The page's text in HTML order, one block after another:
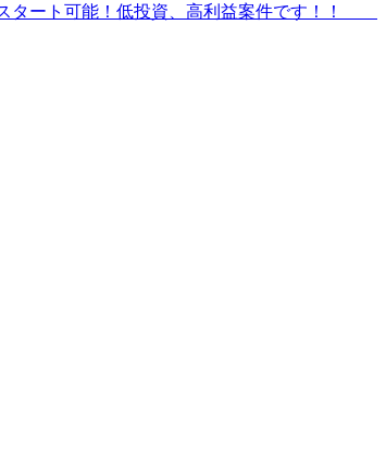
スタート可能！低投資、高利益案件です！！